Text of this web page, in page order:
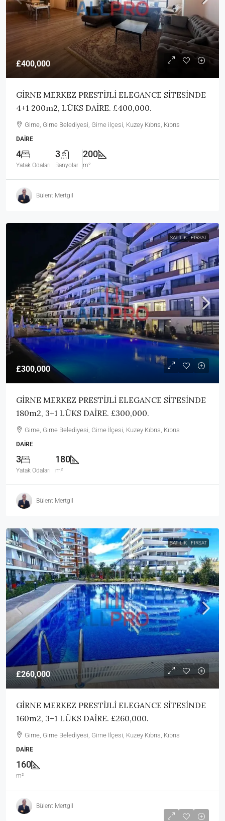
£400,000
GİRNE MERKEZ PRESTİJLİ ELEGANCE SİTESİNDE
4+1 200m2, LÜKS DAİRE. £400,000.
Girne, Girne Belediyesi, Girne ilçesi, Kuzey Kıbrıs, Kıbrıs
DAIRE
4
Yatak Odaları
3
Banyolar
200
m²
Bülent Mertgil
SATILIK FIRSAT
£300,000
GİRNE MERKEZ PRESTİJLİ ELEGANCE SİTESİNDE
180m2, 3+1 LÜKS DAİRE. £300,000.
Girne, Girne Belediyesi, Girne İlçesi, Kuzey Kıbrıs, Kıbrıs
DAIRE
3
Yatak Odaları
180
m²
Bülent Mertgil
SATILIK FIRSAT
£260,000
GİRNE MERKEZ PRESTİJLİ ELEGANCE SİTESİNDE
160m2, 3+1 LÜKS DAİRE. £260,000.
Girne, Girne Belediyesi, Girne İlçesi, Kuzey Kıbrıs, Kıbrıs
DAIRE
160
m²
Bülent Mertgil